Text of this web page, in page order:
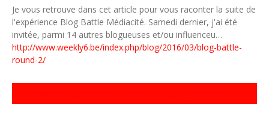
Je vous retrouve dans cet article pour vous raconter la suite de
l'expérience Blog Battle Médiacité. Samedi dernier, j'ai été
invitée, parmi 14 autres blogueuses et/ou influenceu…
http://www.weekly6.be/index.php/blog/2016/03/blog-battle-
round-2/